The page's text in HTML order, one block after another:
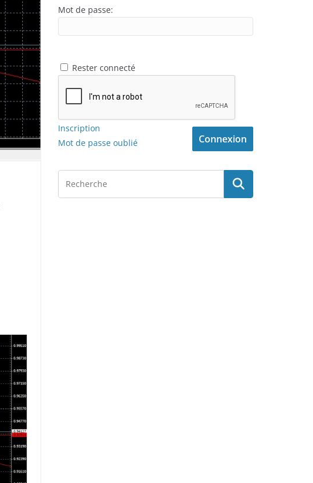
Mot de passe:
Rester connecté
Connexion
Inscription
Mot de passe oublié